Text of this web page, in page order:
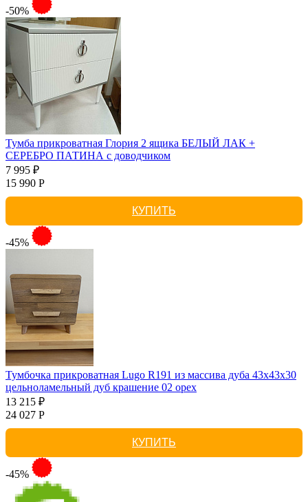
-50%
Тумба прикроватная Глория 2 ящика БЕЛЫЙ ЛАК +
СЕРЕБРО ПАТИНА с доводчиком
7 995 ₽
15 990 Р
КУПИТЬ
-45%
Тумбочка прикроватная Lugo R191 из массива дуба 43х43х30
цельноламельный дуб крашение 02 орех
13 215 ₽
24 027 Р
КУПИТЬ
-45%